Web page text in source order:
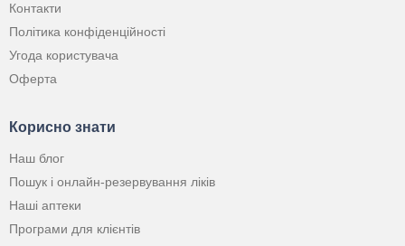
Контакти
Політика конфіденційності
Угода користувача
Оферта
Корисно знати
Наш блог
Пошук і онлайн-резервування ліків
Наші аптеки
Програми для клієнтів